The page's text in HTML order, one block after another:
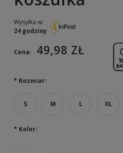
Wysyłka w:
24 godziny
Cena: 49,98 ZŁ
* Rozmiar:
S M L XL
* Kolor: